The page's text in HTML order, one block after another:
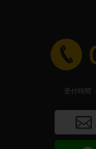
受付時間